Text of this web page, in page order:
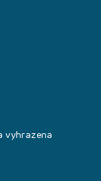
vyhrazena